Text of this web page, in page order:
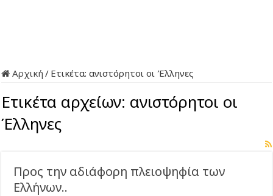
Αρχική / Ετικέτα:ανιστόρητοι οι Έλληνες
Ετικέτα αρχείων: ανιστόρητοι οι
Έλληνες
Προς την αδιάφορη πλειοψηφία των
Ελλήνων..